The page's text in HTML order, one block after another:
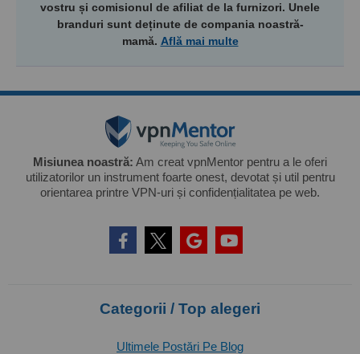
vostru și comisionul de afiliat de la furnizori. Unele
branduri sunt deținute de compania noastră-
mamă. Află mai multe
Misiunea noastră: Am creat vpnMentor pentru a le oferi
utilizatorilor un instrument foarte onest, devotat și util pentru
orientarea printre VPN-uri și confidențialitatea pe web.
Categorii / Top alegeri
Ultimele Postări Pe Blog